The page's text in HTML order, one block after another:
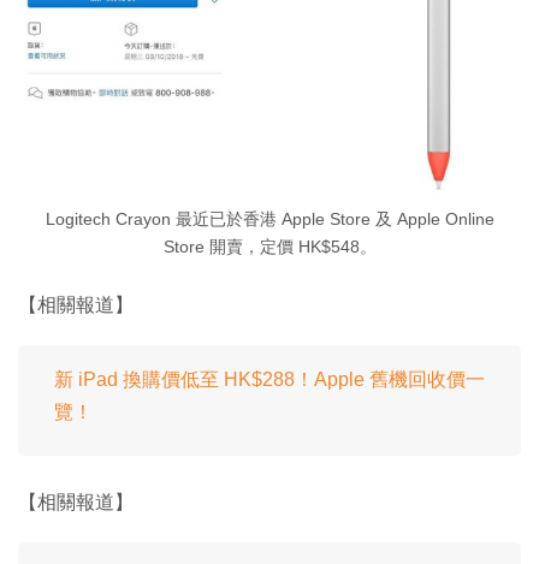
Logitech Crayon 最近已於香港 Apple Store 及 Apple Online
Store 開賣，定價 HK$548。
【相關報道】
新 iPad 換購價低至 HK$288！Apple 舊機回收價一
覽！
【相關報道】